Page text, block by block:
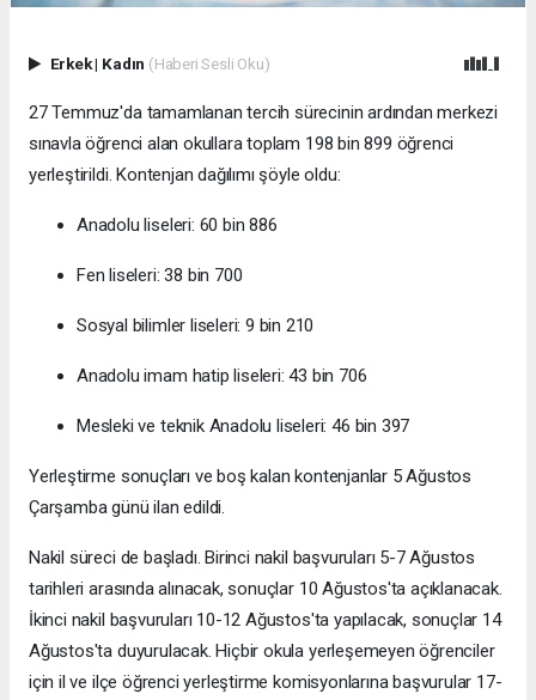
Erkek| Kadın (Haberi Sesli Oku)
27 Temmuz'da tamamlanan tercih sürecinin ardından merkezi
sınavla öğrenci alan okullara toplam 198 bin 899 öğrenci
yerleştirildi. Kontenjan dağılımı şöyle oldu:
Anadolu liseleri: 60 bin 886
Fen liseleri: 38 bin 700
Sosyal bilimler liseleri: 9 bin 210
Anadolu imam hatip liseleri: 43 bin 706
Mesleki ve teknik Anadolu liseleri: 46 bin 397
Yerleştirme sonuçları ve boş kalan kontenjanlar 5 Ağustos
Çarşamba günü ilan edildi.
Nakil süreci de başladı. Birinci nakil başvuruları 5-7 Ağustos
tarihleri arasında alınacak, sonuçlar 10 Ağustos'ta açıklanacak.
İkinci nakil başvuruları 10-12 Ağustos'ta yapılacak, sonuçlar 14
Ağustos'ta duyurulacak. Hiçbir okula yerleşemeyen öğrenciler
için il ve ilçe öğrenci yerleştirme komisyonlarına başvurular 17-